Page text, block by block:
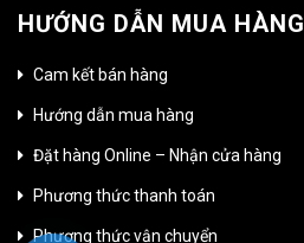
HƯỚNG DẪN MUA HÀNG
Cam kết bán hàng
Hướng dẫn mua hàng
Đặt hàng Online – Nhận cửa hàng
Phương thức thanh toán
Phương thức vận chuyển